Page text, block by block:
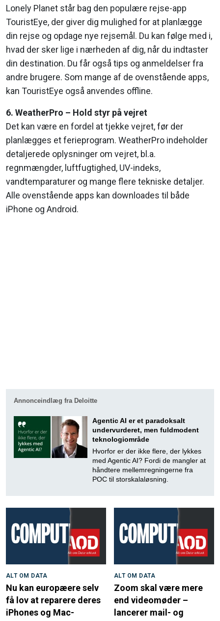
Lonely Planet står bag den populære rejse-app
TouristEye, der giver dig mulighed for at planlægge
din rejse og opdage nye rejsemål. Du kan følge med i,
hvad der sker lige i nærheden af dig, når du indtaster
din destination. Du får også tips og anmeldelser fra
andre brugere. Som mange af de ovenstående apps,
kan TouristEye også anvendes offline.
6. WeatherPro – Hold styr på vejret
Det kan være en fordel at tjekke vejret, før der
planlægges et ferieprogram. WeatherPro indeholder
detaljerede oplysninger om vejret, bl.a.
regnmængder, luftfugtighed, UV-indeks,
vandtemparaturer og mange flere tekniske detaljer.
Alle ovenstående apps kan downloades til både
iPhone og Android.
Annonceindlæg fra Deloitte
Agentic AI er et paradoksalt
undervurderet, men fuldmodent
teknologiområde
Hvorfor er der ikke flere, der lykkes
med Agentic AI? Fordi de mangler at
håndtere mellemregningerne fra
POC til storskalaløsning.
ALT OM DATA
Nu kan europæere selv
få lov at reparere deres
iPhones og Mac-
ALT OM DATA
Zoom skal være mere
end videomøder –
lancerer mail- og